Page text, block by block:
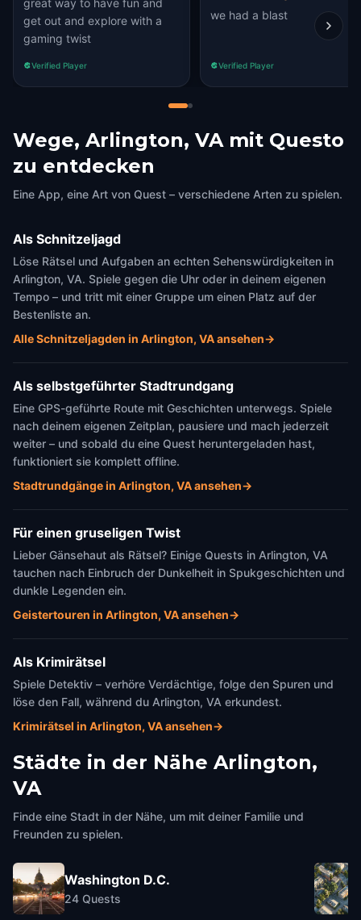
great way to have fun and
get out and explore with a
gaming twist
Verified Player
we had a blast
Verified Player
Wege, Arlington, VA mit Questo
zu entdecken
Eine App, eine Art von Quest – verschiedene Arten zu spielen.
Als Schnitzeljagd
Löse Rätsel und Aufgaben an echten Sehenswürdigkeiten in
Arlington, VA. Spiele gegen die Uhr oder in deinem eigenen
Tempo – und tritt mit einer Gruppe um einen Platz auf der
Bestenliste an.
Alle Schnitzeljagden in Arlington, VA ansehen→
Als selbstgeführter Stadtrundgang
Eine GPS-geführte Route mit Geschichten unterwegs. Spiele
nach deinem eigenen Zeitplan, pausiere und mach jederzeit
weiter – und sobald du eine Quest heruntergeladen hast,
funktioniert sie komplett offline.
Stadtrundgänge in Arlington, VA ansehen→
Für einen gruseligen Twist
Lieber Gänsehaut als Rätsel? Einige Quests in Arlington, VA
tauchen nach Einbruch der Dunkelheit in Spukgeschichten und
dunkle Legenden ein.
Geistertouren in Arlington, VA ansehen→
Als Krimirätsel
Spiele Detektiv – verhöre Verdächtige, folge den Spuren und
löse den Fall, während du Arlington, VA erkundest.
Krimirätsel in Arlington, VA ansehen→
Städte in der Nähe Arlington,
VA
Finde eine Stadt in der Nähe, um mit deiner Familie und
Freunden zu spielen.
Washington D.C.
24 Quests